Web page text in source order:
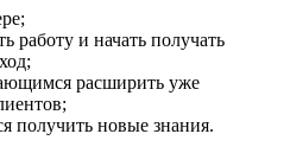
работу и начать получать
расширить уже
получить новые знания.